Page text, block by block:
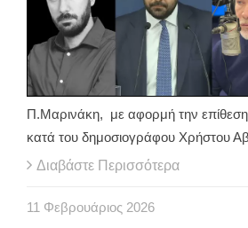
Π.Μαρινάκη, με αφορμή την επίθεση
κατά του δημοσιογράφου Χρήστου
Διαβάστε Περισσότερα
11 Φεβρουάριος 2026